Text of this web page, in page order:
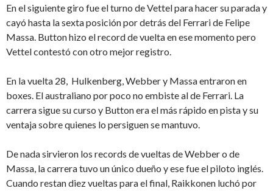
En el siguiente giro fue el turno de Vettel para hacer su parada y
cayó hasta la sexta posición por detrás del Ferrari de Felipe
Massa. Button hizo el record de vuelta en ese momento pero
Vettel contestó con otro mejor registro.
En la vuelta 28, Hulkenberg, Webber y Massa entraron en
boxes. El australiano por poco no embiste al de Ferrari. La
carrera sigue su curso y Button era el más rápido en pista y su
ventaja sobre quienes lo persiguen se mantuvo.
De nada sirvieron los records de vueltas de Webber o de
Massa, la carrera tuvo un único dueño y ese fue el piloto inglés.
Cuando restan diez vueltas para el final, Raikkonen luchó por